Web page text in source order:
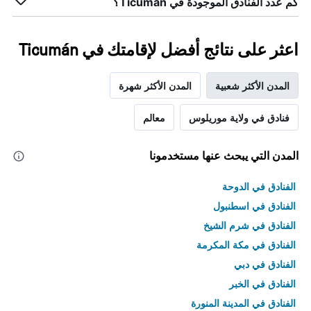
اعثر على نتائج أفضل لإقامتك في Ticumán
المدن الأكثر شعبية المدن الأكثر شهرة
فنادق في ولاية موريلوس معالم
المدن التي يبحث عنها مستخدمونا
الفنادق في الدوحة
الفنادق في اسطنبول
الفنادق في شرم الشيخ
الفنادق في مكة المكرمة
الفنادق في دبي
الفنادق في الخبر
الفنادق في المدينة المنورة